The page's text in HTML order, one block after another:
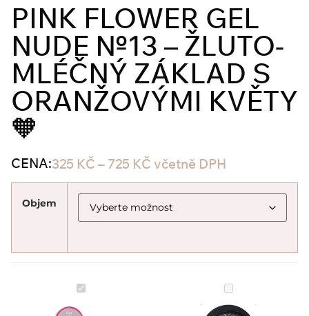
PINK FLOWER GEL
NUDE №13 – ŽLUTO-
MLÉČNÝ ZÁKLAD S
ORANŽOVÝMI KVĚTY
🧡
CENA:325 KČ – 725 KČ včetně DPH
Objem
Pink
Flower
Gel
PINK
Super
Gel